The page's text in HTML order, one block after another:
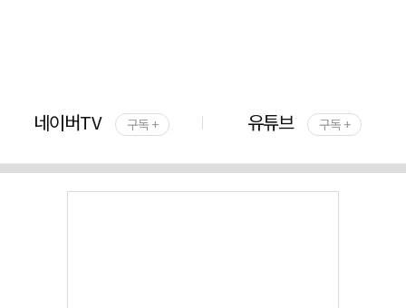
네이버TV 구독 + 유튜브 구독 +